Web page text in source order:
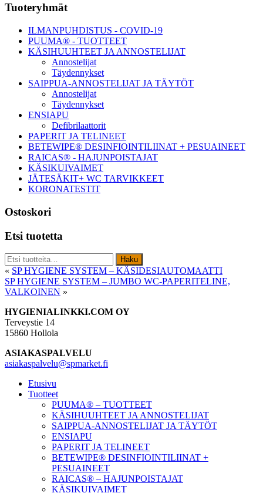
Ensisijainen
sivupalkki
Tuoteryhmät
ILMANPUHDISTUS - COVID-19
PUUMA® - TUOTTEET
KÄSIHUUHTEET JA ANNOSTELIJAT
Annostelijat
Täydennykset
SAIPPUA-ANNOSTELIJAT JA TÄYTÖT
Annostelijat
Täydennykset
ENSIAPU
Defibrilaattorit
PAPERIT JA TELINEET
BETEWIPE® DESINFIOINTILIINAT + PESUAINEET
RAICAS® - HAJUNPOISTAJAT
KÄSIKUIVAIMET
JÄTESÄKIT+ WC TARVIKKEET
KORONATESTIT
Ostoskori
Etsi tuotetta
Etsi: Haku
« SP HYGIENE SYSTEM – KÄSIDESIAUTOMAATTI
SP HYGIENE SYSTEM – JUMBO WC-PAPERITELINE,
VALKOINEN »
Footer
HYGIENIALINKKI.COM OY
Terveystie 14
15860 Hollola
ASIAKASPALVELU
asiakaspalvelu@spmarket.fi
Etusivu
Tuotteet
PUUMA® – TUOTTEET
KÄSIHUUHTEET JA ANNOSTELIJAT
SAIPPUA-ANNOSTELIJAT JA TÄYTÖT
ENSIAPU
PAPERIT JA TELINEET
BETEWIPE® DESINFIOINTILIINAT +
PESUAINEET
RAICAS® – HAJUNPOISTAJAT
KÄSIKUIVAIMET